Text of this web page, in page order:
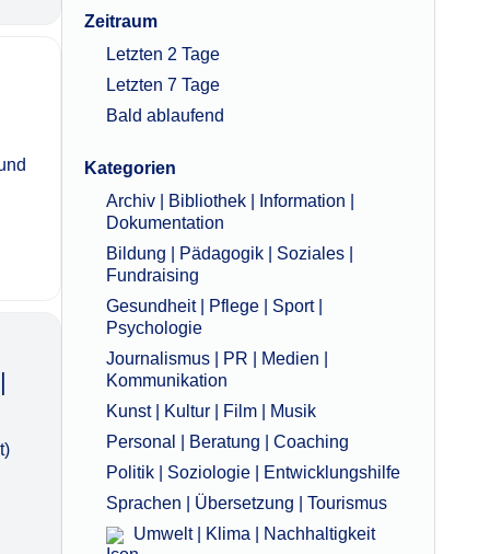
Zeitraum
Letzten 2 Tage
Letzten 7 Tage
Bald ablaufend
Kategorien
Archiv | Bibliothek | Information |
Dokumentation
Bildung | Pädagogik | Soziales |
Fundraising
Gesundheit | Pflege | Sport |
Psychologie
Journalismus | PR | Medien |
Kommunikation
Kunst | Kultur | Film | Musik
Personal | Beratung | Coaching
Politik | Soziologie | Entwicklungshilfe
Sprachen | Übersetzung | Tourismus
Umwelt | Klima | Nachhaltigkeit